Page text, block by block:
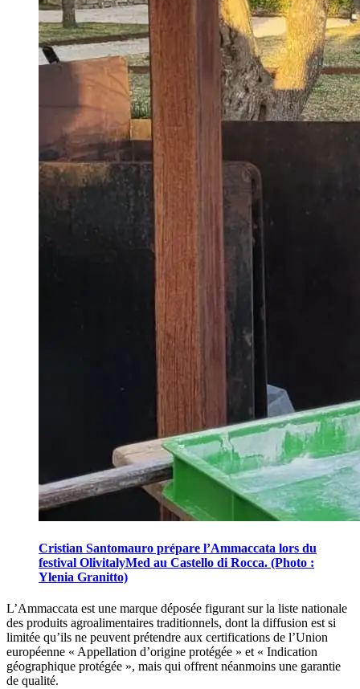
Cristian Santomauro prépare l’Ammaccata lors du
festival OlivitalyMed au Castello di Rocca. (Photo :
Ylenia Granitto)
L’Ammaccata est une marque déposée figurant sur la liste nationale
des produits agroalimentaires traditionnels, dont la diffusion est si
limitée qu’ils ne peuvent prétendre aux certifications de l’Union
européenne « Appellation d’origine protégée » et « Indication
géographique protégée », mais qui offrent néanmoins une garantie
de qualité.